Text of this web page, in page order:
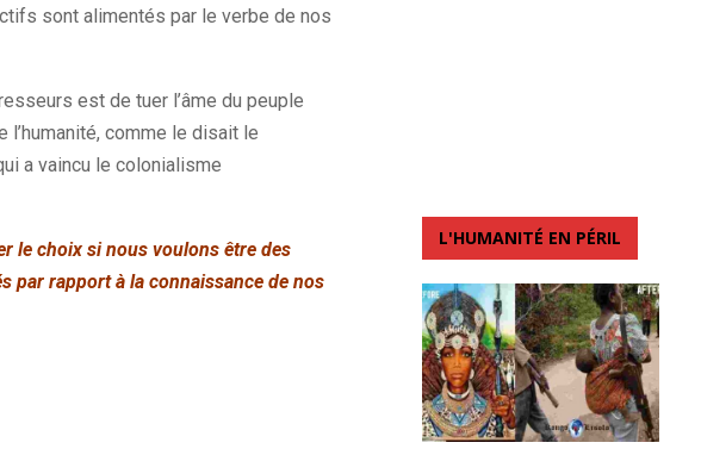
sont alimentés par le verbe de nos
est de tuer l’âme du peuple
comme le disait le
a vaincu le colonialisme
le choix si nous voulons être des
par rapport à la connaissance de nos
L'HUMANITÉ EN PÉRIL